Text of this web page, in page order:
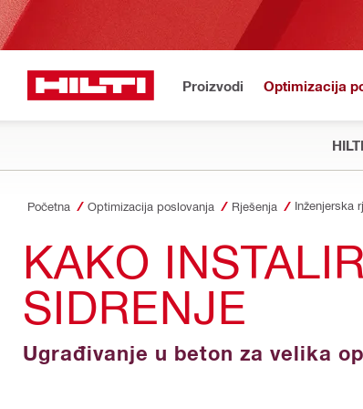
Proizvodi Optimizacija
Početna Optimizacija poslovanja Rješenja Inženjerska
KAKO
SIDRENJE
Ugrađivanje u beton za velika